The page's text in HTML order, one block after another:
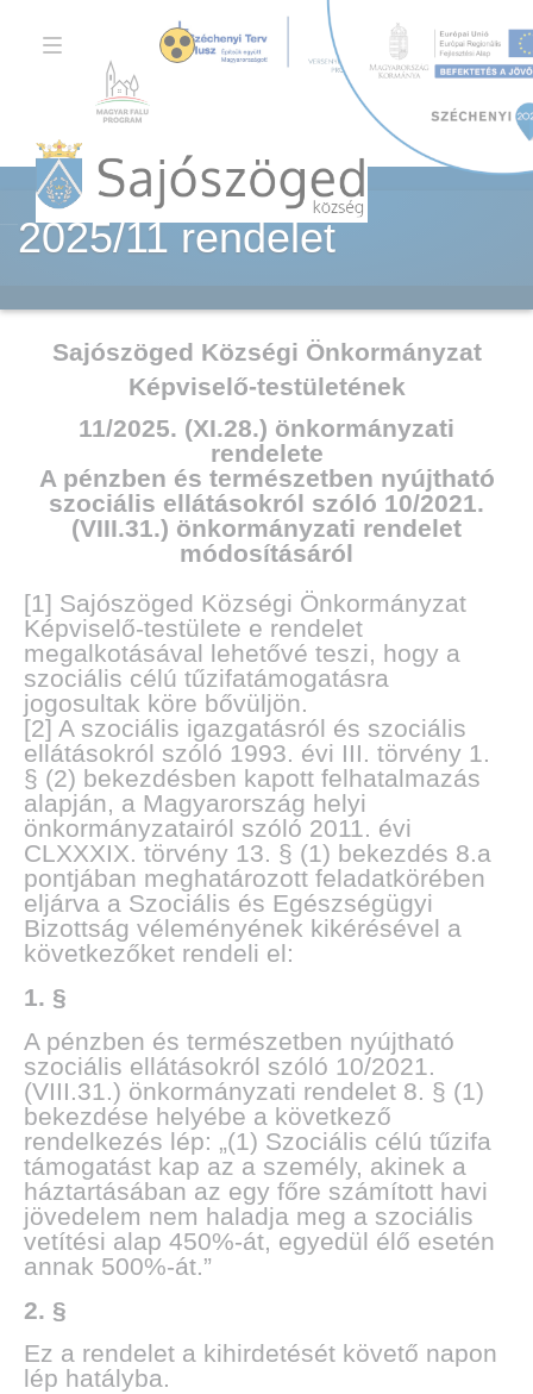
TOGGLE
NAVIGATION
2025/11 rendelet
Sajószöged Községi Önkormányzat
Képviselő-testületének
11/2025. (XI.28.) önkormányzati
rendelete
A pénzben és természetben nyújtható
szociális ellátásokról szóló 10/2021.
(VIII.31.) önkormányzati rendelet
módosításáról
[1] Sajószöged Községi Önkormányzat
Képviselő-testülete e rendelet
megalkotásával lehetővé teszi, hogy a
szociális célú tűzifatámogatásra
jogosultak köre bővüljön.
[2] A szociális igazgatásról és szociális
ellátásokról szóló 1993. évi III. törvény 1.
§ (2) bekezdésben kapott felhatalmazás
alapján, a Magyarország helyi
önkormányzatairól szóló 2011. évi
CLXXXIX. törvény 13. § (1) bekezdés 8.a
pontjában meghatározott feladatkörében
eljárva a Szociális és Egészségügyi
Bizottság véleményének kikérésével a
következőket rendeli el:
1. §
A pénzben és természetben nyújtható
szociális ellátásokról szóló 10/2021.
(VIII.31.) önkormányzati rendelet 8. § (1)
bekezdése helyébe a következő
rendelkezés lép: „(1) Szociális célú tűzifa
támogatást kap az a személy, akinek a
háztartásában az egy főre számított havi
jövedelem nem haladja meg a szociális
vetítési alap 450%-át, egyedül élő esetén
annak 500%-át.”
2. §
Ez a rendelet a kihirdetését követő napon
lép hatályba.